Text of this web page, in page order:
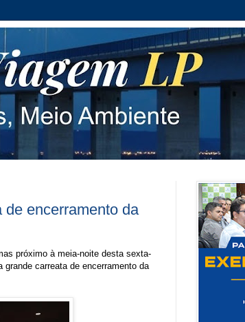
encerramento da
próximo à meia-noite desta sexta-
carreata de encerramento da